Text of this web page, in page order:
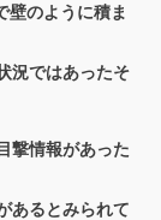
壁のように積ま
況ではあったそ
撃情報があった
あるとみられて